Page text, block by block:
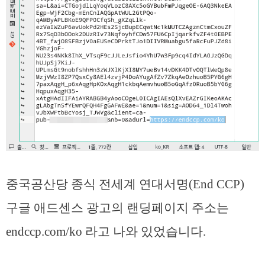
중국공산당 종식 전세계 연대서명(End CCP)
구글 애드센스 광고의 랜딩페이지 주소는
endccp.com/ko 라고 나와 있었습니다.